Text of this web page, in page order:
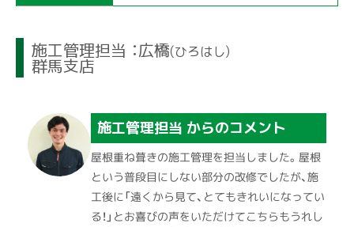
施工管理担当 ：広橋(ひろはし)
群馬支店
施工管理担当 からのコメント
屋根重ね葺きの施工管理を担当しました。屋根
という普段目にしない部分の改修でしたが、施
工後に「遠くから見て、とてもきれいになってい
る！」とお喜びの声をいただけてこちらもうれし